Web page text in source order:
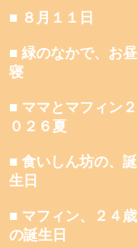
■ ８月１１日
■ 緑のなかで、お昼
寝
■ ママとマフィン２
０２６夏
■ 食いしん坊の、誕
生日
■ マフィン、２４歳
の誕生日